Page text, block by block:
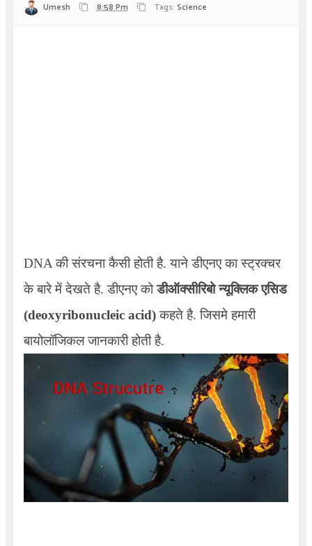
Umesh 8:58 Pm Tags: Science
DNAकी संरचना कैसी होती है. याने डीएनए का स्ट्रक्चर
के बारे में देखते है. डीएनए कोडीऑक्सीरिबो न्यूक्लिक एसिड
(deoxyribonucleic acid) कहते है. जिसमे हमारी
बायोलॉजिकल जानकारी होती है.